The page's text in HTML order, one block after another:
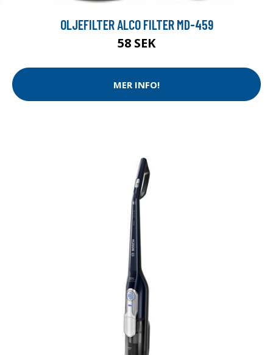
OLJEFILTER ALCO FILTER MD-459
58 SEK
MER INFO!